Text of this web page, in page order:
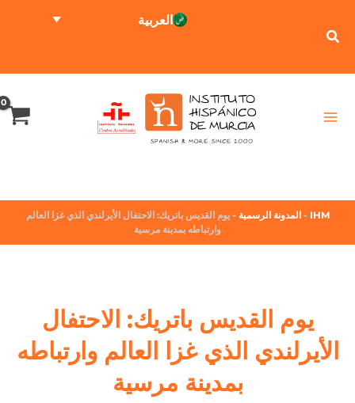
العربية
IHM
-المدونة الرسمية-يوم القديس باتريك: الاحتفال الأيرلندي الذي غزا العالم
وارتباطه بمدينة مرسية
يوم القديس باتريك: الاحتفال
الأيرلندي الذي غزا العالم وارتباطه
بمدينة مرسية